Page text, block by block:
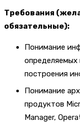
Требования
обязательные):
Понимание
определяемых
построения
Понимание
продуктов
Manager,